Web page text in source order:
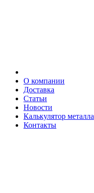
О компании
Доставка
Статьи
Новости
Калькулятор металла
Контакты